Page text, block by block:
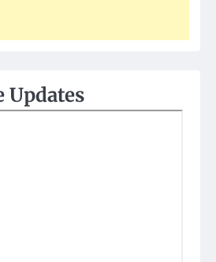
Updates